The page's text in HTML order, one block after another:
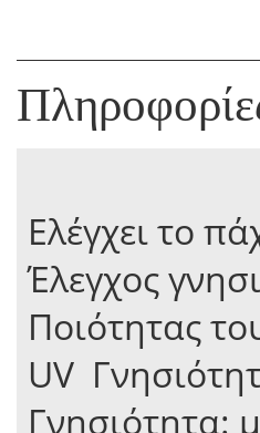
Ελέγχει το
Έλεγχος
Ποιότητας
UV
Γνησιότητα: